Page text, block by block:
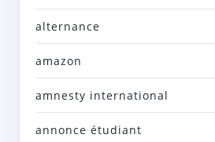
alternance
amazon
amnesty international
annonce étudiant